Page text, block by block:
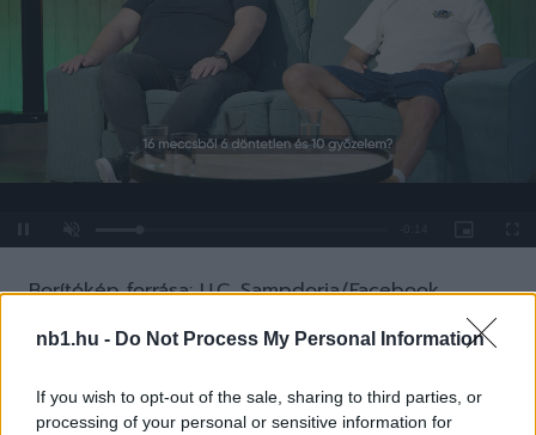
nb1.hu - Do Not Process My Personal Information
If you wish to opt-out of the sale, sharing to third parties, or
processing of your personal or sensitive information for
0%
Borítókép forrása: U.C. Sampdoria /Facebook
Megosztás: